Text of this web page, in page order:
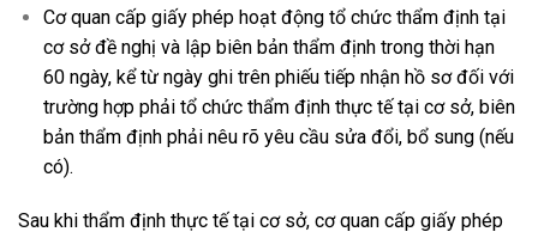
Cơ quan cấp giấy phép hoạt động tổ chức thẩm định tại
cơ sở đề nghị và lập biên bản thẩm định trong thời hạn
60 ngày, kể từ ngày ghi trên phiếu tiếp nhận hồ sơ đối với
trường hợp phải tổ chức thẩm định thực tế tại cơ sở, biên
bản thẩm định phải nêu rõ yêu cầu sửa đổi, bổ sung (nếu
có).
Sau khi thẩm định thực tế tại cơ sở, cơ quan cấp giấy phép